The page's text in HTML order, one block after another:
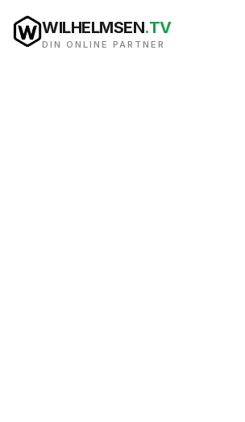
WILHELMSEN.TV
DIN ONLINE PARTNER